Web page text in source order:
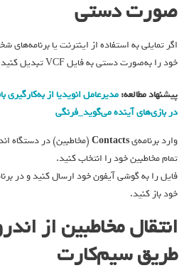
صورت دستی
اگر تمایلی به استفاده از اینترنت یا
خود را به‌صورت دستی به فایل VCF تبدیل کنید.
پیشنهاد مطالعه:مدیرعامل انویدیا از
در بازی‌های آینده می‌گوید_فرنگی
وارد برنامه‌یContacts(مخاطبین) در دستگاه
تمام مخاطبین خود را انتخاب کنید.
فایل را به گوشی آیفون خود ارسال کنید و در
خود باز کنید.
انتقال مخاطبین از
طریق سیم‌کارت